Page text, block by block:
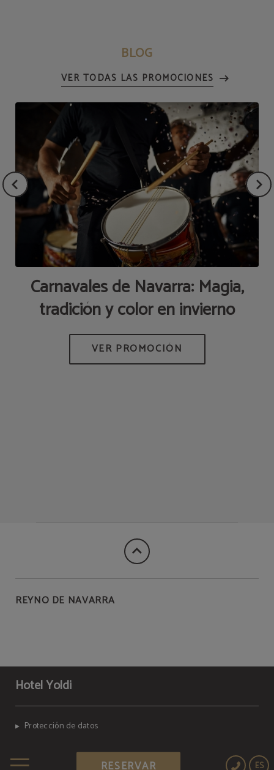
ES
RESERVAR
BLOG
Carnavales de Navarra: Magia,
tradición y color en invierno
REYNO DE NAVARRA
Hotel Yoldi
Protección de datos